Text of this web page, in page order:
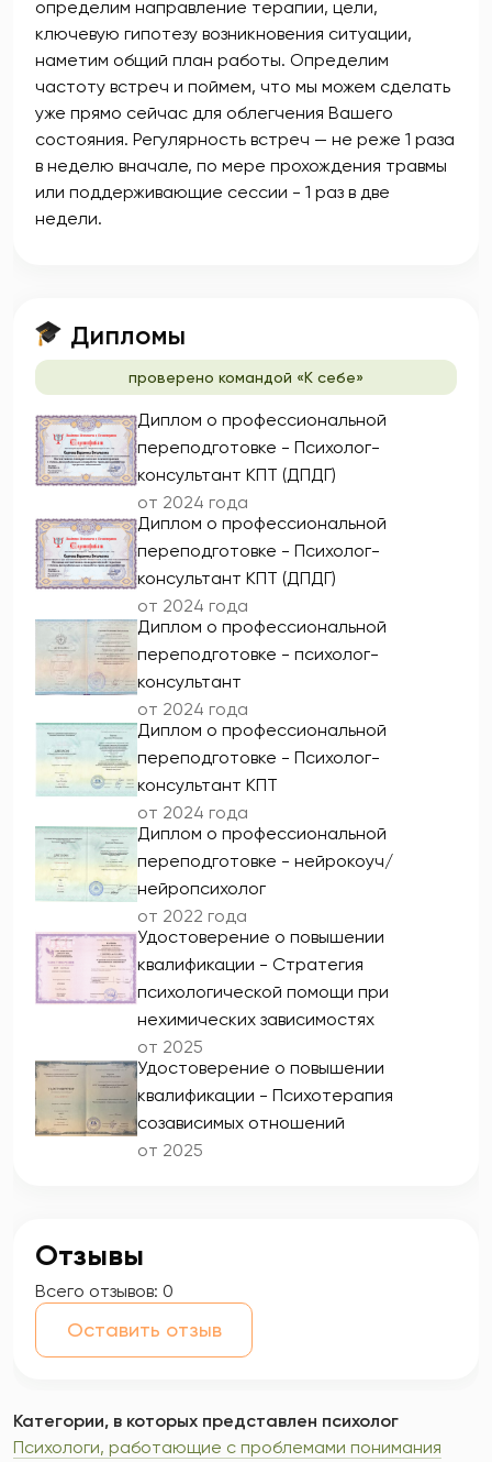
определим направление терапии, цели,
ключевую гипотезу возникновения ситуации,
наметим общий план работы. Определим
частоту встреч и поймем, что мы можем сделать
уже прямо сейчас для облегчения Вашего
состояния. Регулярность встреч — не реже 1 раза
в неделю вначале, по мере прохождения травмы
или поддерживающие сессии - 1 раз в две
недели.
Дипломы
проверено командой «К себе»
Диплом о профессиональной
переподготовке - Психолог-
консультант КПТ (ДПДГ)
от 2024 года
Диплом о профессиональной
переподготовке - Психолог-
консультант КПТ (ДПДГ)
от 2024 года
Диплом о профессиональной
переподготовке - психолог-
консультант
от 2024 года
Диплом о профессиональной
переподготовке - Психолог-
консультант КПТ
от 2024 года
Диплом о профессиональной
переподготовке - нейрокоуч/
нейропсихолог
от 2022 года
Удостоверение о повышении
квалификации - Стратегия
психологической помощи при
нехимических зависимостях
от 2025
Удостоверение о повышении
квалификации - Психотерапия
созависимых отношений
от 2025
Отзывы
Всего отзывов: 0
Оставить отзыв
Категории, в которых представлен психолог
Психологи, работающие с проблемами понимания